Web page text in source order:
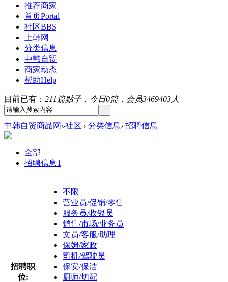
推荐商家
首页Portal
社区BBS
上韩网
分类信息
中韩自贸
商家动态
帮助Help
目前已有： 211篇贴子，今日0篇，会员3469403人
中韩自贸商品网 »社区 › 分类信息› 招聘信息
全部
招聘信息1
招聘职
位:
不限
营业员/促销/零售
服务员/收银员
销售/市场/业务员
文员/客服/助理
保姆/家政
司机/驾驶员
保安/保洁
厨师/切配